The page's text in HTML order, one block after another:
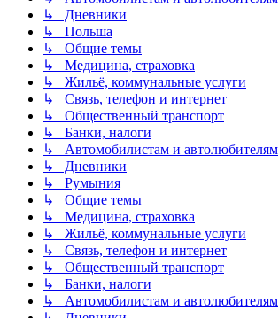
↳ Дневники
↳ Польша
↳ Общие темы
↳ Медицина, страховка
↳ Жильё, коммунальные услуги
↳ Связь, телефон и интернет
↳ Общественный транспорт
↳ Банки, налоги
↳ Автомобилистам и автолюбителям
↳ Дневники
↳ Румыния
↳ Общие темы
↳ Медицина, страховка
↳ Жильё, коммунальные услуги
↳ Связь, телефон и интернет
↳ Общественный транспорт
↳ Банки, налоги
↳ Автомобилистам и автолюбителям